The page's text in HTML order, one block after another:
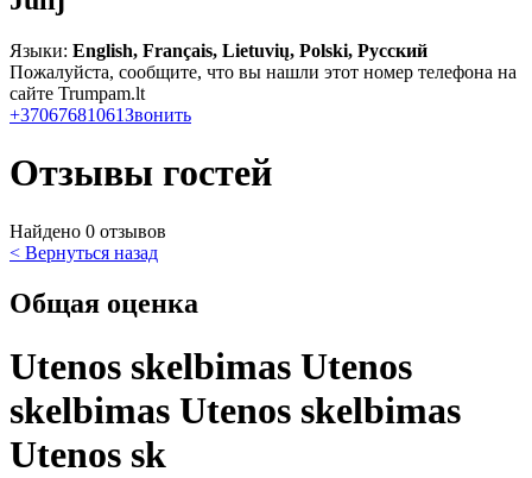
Языки: English, Français, Lietuvių, Polski, Русский
Пожалуйста, сообщите, что вы нашли этот номер телефона на
сайте Trumpam.lt
+37067681061Звонить
Отзывы гостей
Найдено 0 отзывов
< Вернуться назад
Общая оценка
Utenos skelbimas Utenos
skelbimas Utenos skelbimas
Utenos sk